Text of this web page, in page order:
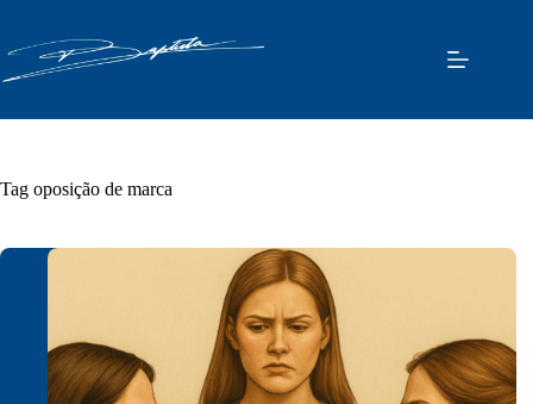
o
conteúdo
Tag oposição de marca